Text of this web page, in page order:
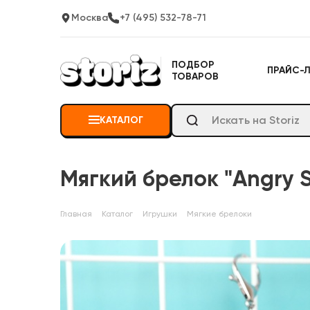
Москва +7 (495) 532-78-71
ПОДБОР
ТОВАРОВ
ПРАЙС-
КАТАЛОГ
Мягкий брелок "Angry
Главная Каталог Игрушки Мягкие брелоки